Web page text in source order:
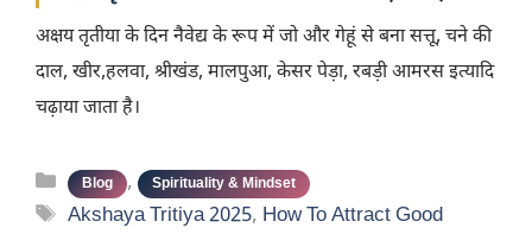
अक्षय तृतीया के दिन नैवेद्य के रूप में जो और गेहूं से बना सत्तू, चने की
दाल, खीर,हलवा, श्रीखंड, मालपुआ, केसर पेड़ा, रबड़ी आमरस इत्यादि
चढ़ाया जाता है।
Categories
Blog , Spirituality & Mindset
Tags
Akshaya Tritiya 2025, How To Attract Good